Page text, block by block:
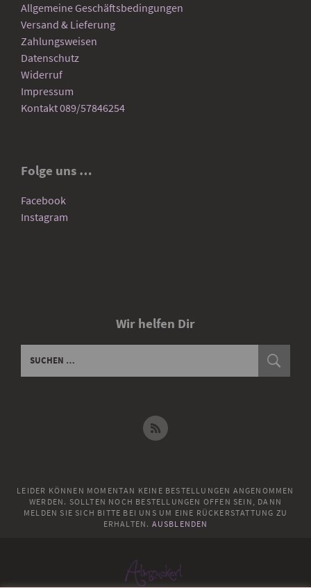
Allgemeine Geschäftsbedingungen
Versand & Lieferung
Zahlungsweisen
Datenschutz
Widerruf
Impressum
Kontakt 089/57846254
Folge uns …
Facebook
Instagram
Wir helfen Dir
LEIDER KÖNNEN MOMENTAN KEINE BESTELLUNGEN ANGENOMMEN
WERDEN. SOLLTEN NOCH BESTELLUNGEN OFFEN SEIN, DANN
MELDEN SIE SICH BITTE BEI UNS UM EINE RÜCKERSTATTUNG ZU
ERHALTEN. AUSBLENDEN